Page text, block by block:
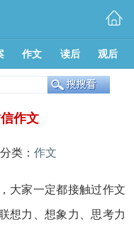
作文 读后 观后
作文
类： 作文
大家一定都接触过作文
想力、想象力、思考力